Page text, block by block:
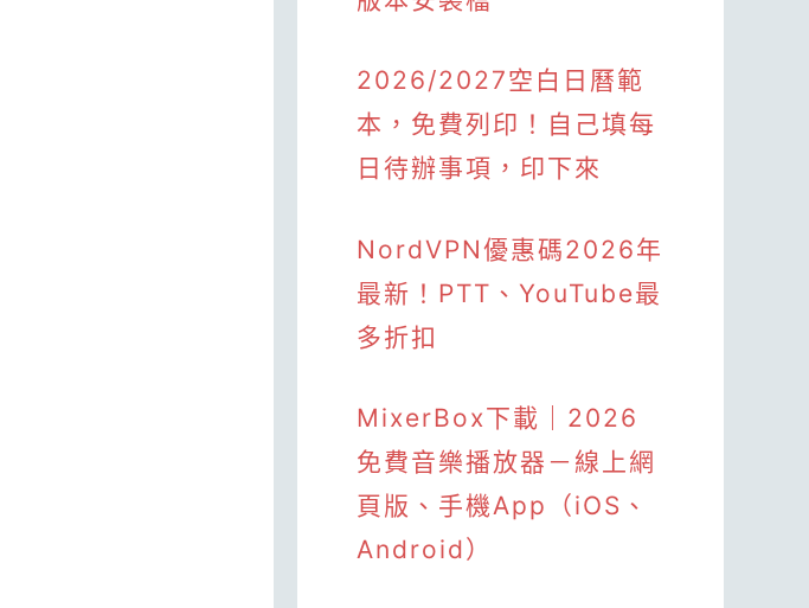
2026/2027空白日曆範
本，免費列印！自己填每
日待辦事項，印下來
NordVPN優惠碼2026年
最新！PTT、YouTube最
多折扣
MixerBox下載｜2026
免費音樂播放器－線上網
頁版、手機App（iOS、
Android）